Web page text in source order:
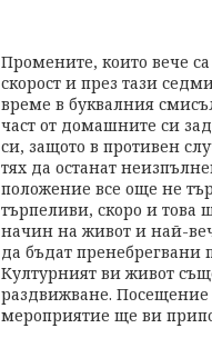
Промените, които вече
скорост и през тази
време в буквалния
част от домашните си
си, защото в противен
тях да останат
положение все още не
търпеливи, скоро и това
начин на живот и най-
да бъдат пренебрегвани
Културният ви живот
раздвижване. Посещение
мероприятие ще ви